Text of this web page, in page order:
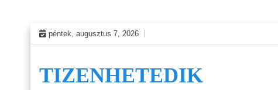
Skip
to
péntek, augusztus 7, 2026
TIZENHETEDIK